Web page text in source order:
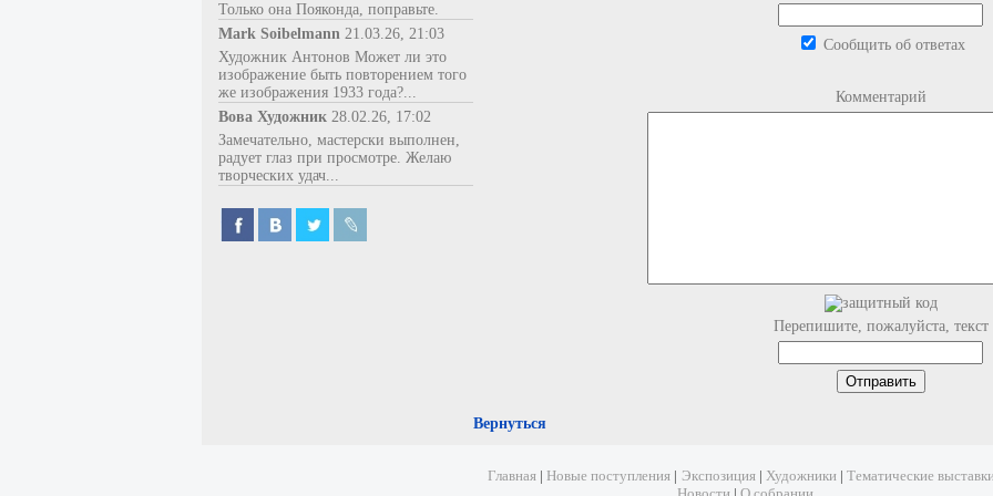
Только она Пояконда, поправьте.
Mark Soibelmann 21.03.26, 21:03
Художник Антонов Может ли это
изображение быть повторением того
же изображения 1933 года?...
Вова Художник 28.02.26, 17:02
Замечательно, мастерски выполнен,
радует глаз при просмотре. Желаю
творческих удач...
Сообщить об ответах
Комментарий
Перепишите, пожалуйста, текст
Вернуться
Главная Новые поступления Экспозиция Художники
Тематические